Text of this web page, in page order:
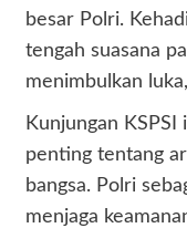
besar Polri.
tengah suasana
menimbulkan
Kunjungan KSPSI
penting tentang
bangsa. Polri
menjaga